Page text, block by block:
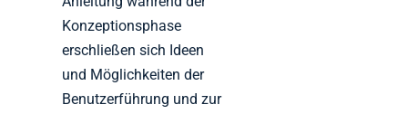
Konzeptionsphase
erschließen sich Ideen
und Möglichkeiten der
Benutzerführung und zur